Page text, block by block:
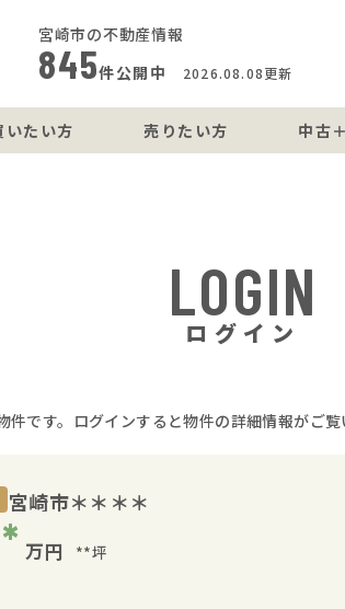
宮崎市の不動産情報
845件公開中 2026.08.08更新
いたい方 売りたい方 中古
LOGIN
ログイン
です。ログインすると物件の詳細情報がご覧
宮崎市＊＊＊＊
万円 **坪